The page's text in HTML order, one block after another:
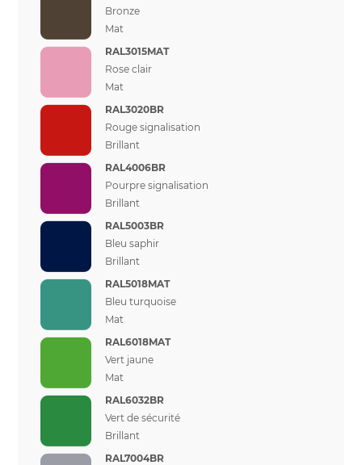
Bronze
Mat
RAL3015MAT
Rose clair
Mat
RAL3020BR
Rouge signalisation
Brillant
RAL4006BR
Pourpre signalisation
Brillant
RAL5003BR
Bleu saphir
Brillant
RAL5018MAT
Bleu turquoise
Mat
RAL6018MAT
Vert jaune
Mat
RAL6032BR
Vert de sécurité
Brillant
RAL7004BR